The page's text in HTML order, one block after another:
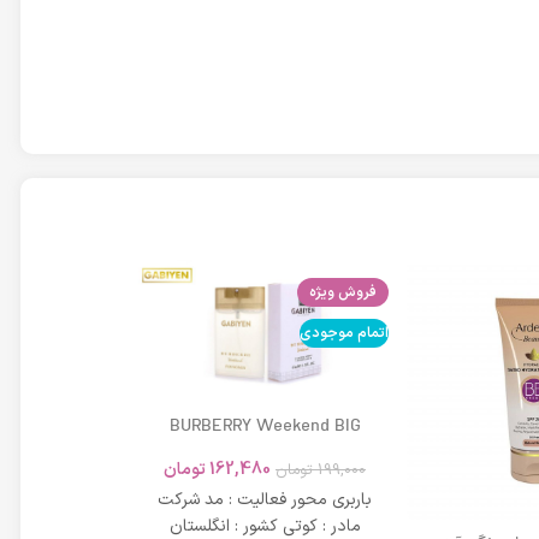
فروش ویژه
اتمام موجودی
BURBERRY Weekend BIG
199,000 تومان 162,480تومان
باربری محور فعالیت : مد شرکت
مادر : کوتی کشور : انگلستان